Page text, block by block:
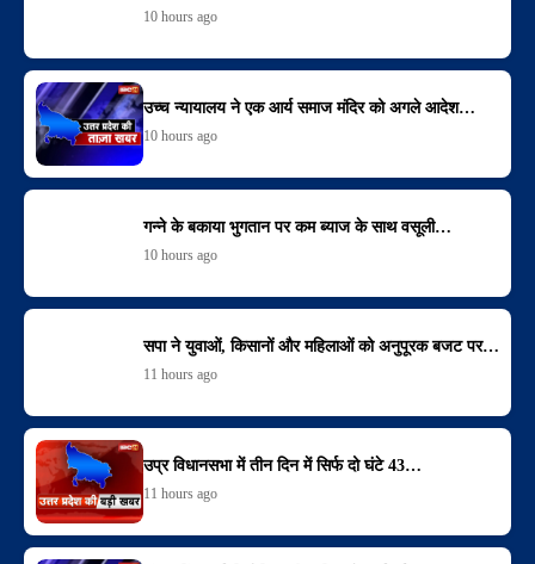
10 hours ago
उच्च न्यायालय ने एक आर्य समाज मंदिर को अगले आदेश…
10 hours ago
गन्ने के बकाया भुगतान पर कम ब्याज के साथ वसूली…
10 hours ago
सपा ने युवाओं, किसानों और महिलाओं को अनुपूरक बजट पर…
11 hours ago
उप्र विधानसभा में तीन दिन में सिर्फ दो घंटे 43…
11 hours ago